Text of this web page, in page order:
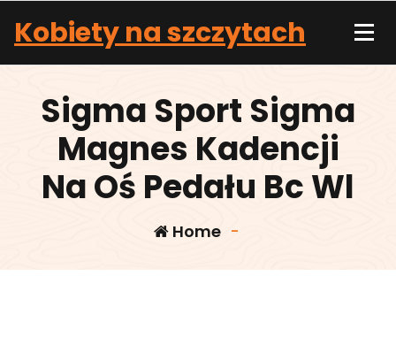
content
Kobiety na szczytach
Sigma Sport Sigma
Magnes Kadencji
Na Oś Pedału Bc Wl
Home -